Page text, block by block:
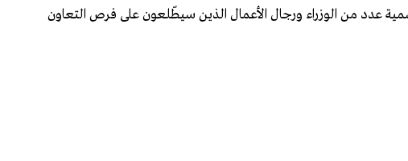
عدد من الوزراء ورجال الأعمال الذين سيطّلعون على فرص التعاون